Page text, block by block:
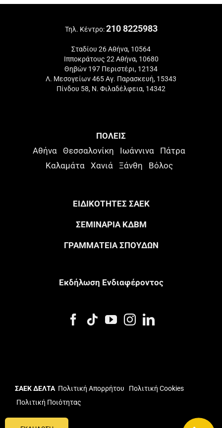
Τηλ. Κέντρο:210 8225983
Σταδίου 26 Αθήνα, 10564
Ιπποκράτους 22 Αθήνα, 10680
Θηβών 197 Περιστέρι, 12134
Λ. Μεσογείων 465 Αγ. Παρασκευή, 15343
Πίνδου 58, Ν. Φιλαδέλφεια, 14342
ΠΟΛΕΙΣ
Αθήνα Θεσσαλονίκη Ιωάννινα
Πάτρα
Καλαμάτα
Χανιά Ξάνθη Βόλος
ΕΙΔΙΚΟΤΗΤΕΣ ΣΑΕΚ
ΣΕΜΙΝΑΡΙΑ ΚΔΒΜ
ΓΡΑΜΜΑΤΕΙΑ ΣΠΟΥΔΩΝ
Eκδήλωση Eνδιαφέροντος
ΣΑΕΚ ΔΕΛΤΑ Πολιτική Απορρήτου
Πολιτική Cookies
Πολιτική Ποιότητας